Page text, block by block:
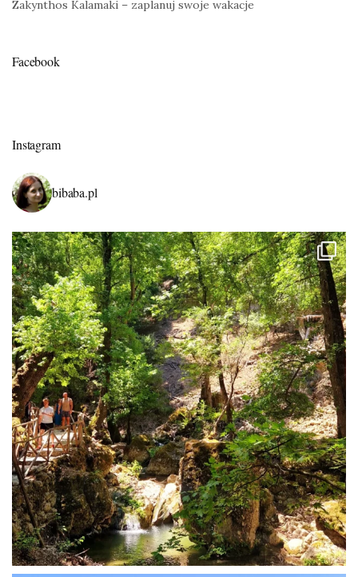
Zakynthos Kalamaki – zaplanuj swoje wakacje
Facebook
Instagram
bibaba.pl